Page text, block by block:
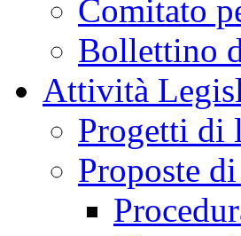
Comitato
Bollettino
Attività
Progetti di
Proposte